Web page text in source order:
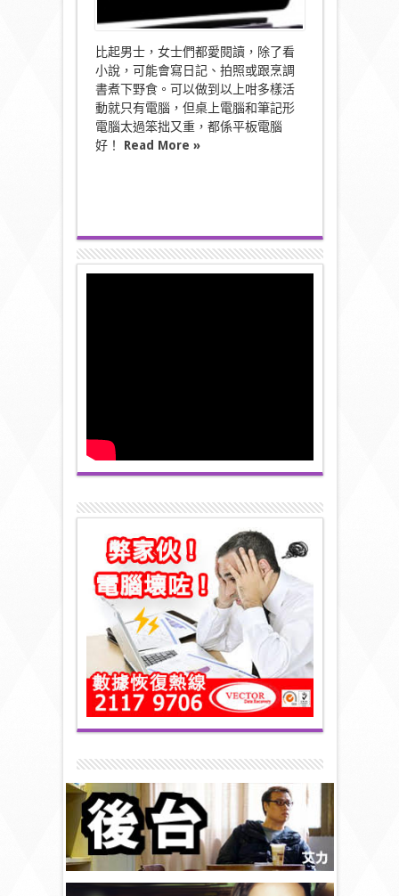
比起男士，女士們都愛閱讀，除了看
小說，可能會寫日記、拍照或跟烹調
書煮下野食。可以做到以上咁多樣活
動就只有電腦，但桌上電腦和筆記形
電腦太過笨拙又重，都係平板電腦
好！ Read More »